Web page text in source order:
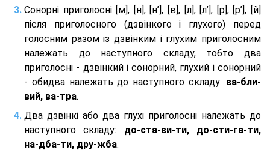
Сонорні приголосні [м], [н], [н’], [в], [л], [л’], [р], [р’], [й]
після приголосного (дзвінкого і глухого) перед
голосним разом із дзвінким і глухим приголосним
належать до наступного складу, тобто два
приголосні - дзвінкий і сонорний, глухий і сонорний
- обидва належать до наступного складу: ва-бли-
вий, ва-тра.
Два дзвінкі або два глухі приголосні належать до
наступного складу: до-ста-ви-ти, до-сти-га-ти,
на-дба-ти, дру-жба.